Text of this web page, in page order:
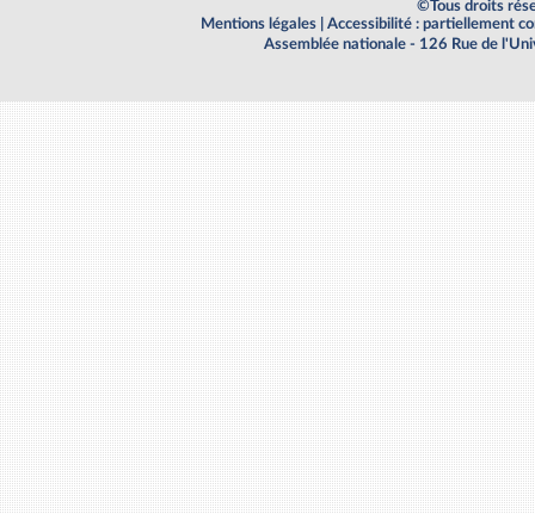
©Tous droits
Mentions légales
Accessibilité : partiellement
Assemblée nationale - 126 Rue de